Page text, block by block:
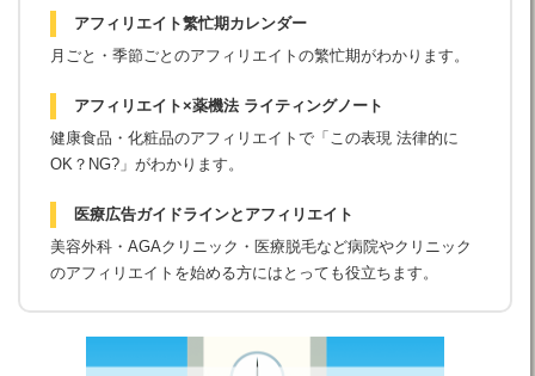
アフィリエイト繁忙期カレンダー
月ごと・季節ごとのアフィリエイトの繁忙期がわかります。
アフィリエイト×薬機法 ライティングノート
健康食品・化粧品のアフィリエイトで「この表現 法律的に
OK？NG?」がわかります。
医療広告ガイドラインとアフィリエイト
美容外科・AGAクリニック・医療脱毛など病院やクリニック
のアフィリエイトを始める方にはとっても役立ちます。